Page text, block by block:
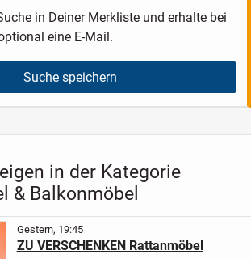
in Deiner Merkliste und erhalte bei
eine E-Mail.
Suche speichern
in der Kategorie
& Balkonmöbel
Gestern, 19:45
ZU VERSCHENKEN Rattanmöbel